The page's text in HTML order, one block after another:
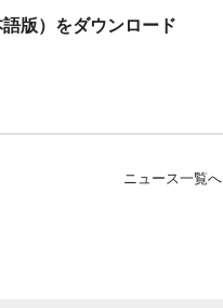
版）をダウンロード
ニュース一覧へ